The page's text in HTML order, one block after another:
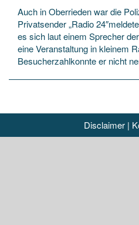
Auch in Oberrieden war die
Privatsender „Radio
es sich laut einem Sprecher
eine Veranstaltung in kleinem
Besucherzahlkonnte er nicht
Disclaimer |